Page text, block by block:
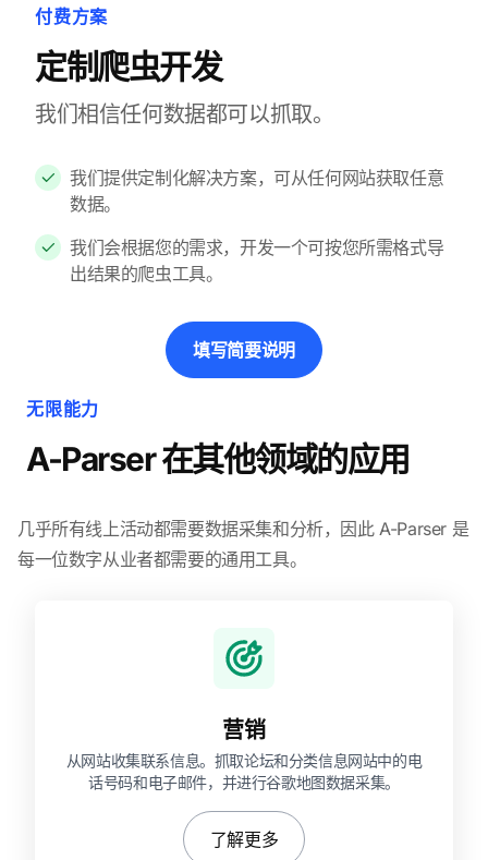
付费方案
定制爬虫开发
我们相信任何数据都可以抓取。
我们提供定制化解决方案，可从任何网站获取任意
数据。
我们会根据您的需求，开发一个可按您所需格式导
出结果的爬虫工具。
填写简要说明
无限能力
A-Parser 在其他领域的应用
几乎所有线上活动都需要数据采集和分析，因此 A-Parser 是
每一位数字从业者都需要的通用工具。
营销
从网站收集联系信息。抓取论坛和分类信息网站中的电
话号码和电子邮件，并进行谷歌地图数据采集。
了解更多